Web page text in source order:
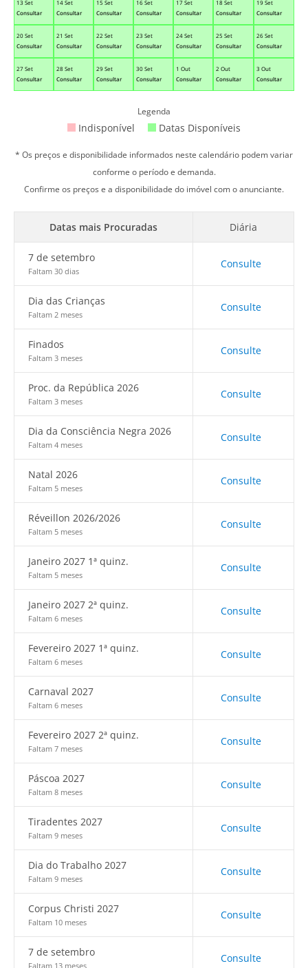
13 Set
Consultar
14 Set
Consultar
15 Set
Consultar
16 Set
Consultar
17 Set
Consultar
18 Set
Consultar
19 Set
Consultar
20 Set
Consultar
21 Set
Consultar
22 Set
Consultar
23 Set
Consultar
24 Set
Consultar
25 Set
Consultar
26 Set
Consultar
27 Set
Consultar
28 Set
Consultar
29 Set
Consultar
30 Set
Consultar
1 Out
Consultar
2 Out
Consultar
3 Out
Consultar
Legenda
Indisponível Datas Disponíveis
* Os preços e disponibilidade informados neste calendário podem variar
conforme o período e demanda.
Confirme os preços e a disponibilidade do imóvel com o anunciante.
Datas mais Procuradas Diária
7 de setembro
Faltam 30 dias
Consulte
Dia das Crianças
Faltam 2 meses
Consulte
Finados
Faltam 3 meses
Consulte
Proc. da República 2026
Faltam 3 meses
Consulte
Dia da Consciência Negra 2026
Faltam 4 meses
Consulte
Natal 2026
Faltam 5 meses
Consulte
Réveillon 2026/2026
Faltam 5 meses
Consulte
Janeiro 2027 1ª quinz.
Faltam 5 meses
Consulte
Janeiro 2027 2ª quinz.
Faltam 6 meses
Consulte
Fevereiro 2027 1ª quinz.
Faltam 6 meses
Consulte
Carnaval 2027
Faltam 6 meses
Consulte
Fevereiro 2027 2ª quinz.
Faltam 7 meses
Consulte
Páscoa 2027
Faltam 8 meses
Consulte
Tiradentes 2027
Faltam 9 meses
Consulte
Dia do Trabalho 2027
Faltam 9 meses
Consulte
Corpus Christi 2027
Faltam 10 meses
Consulte
7 de setembro
Faltam 13 meses
Consulte